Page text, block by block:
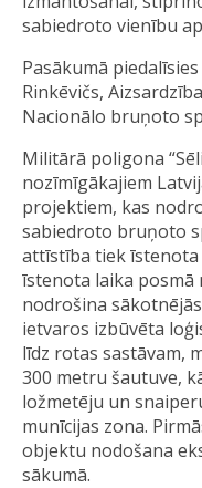
sabiedroto vienību
Pasākumā
Rinkēvičs,
Nacionālo bruņoto
Militārā poligona
nozīmīgākajiem
projektiem, kas
sabiedroto bruņoto
attīstība tiek
īstenota laika posmā
nodrošina
ietvaros izbūvēta
līdz rotas sastāvam,
300 metru šautuve,
ložmetēju un
munīcijas zona.
objektu nodošana
sākumā.